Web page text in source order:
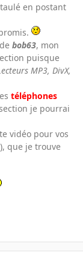
en postant
bob63, mon
puisque
MP3, DivX,
téléphones
je pourrai
vidéo pour vos
que je trouve